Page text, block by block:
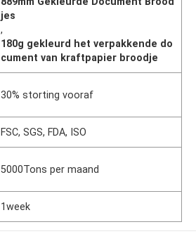
jes
,
180g gekleurd het verpakkende do
cument van kraftpapier broodje
30% storting vooraf
FSC, SGS, FDA, ISO
5000Tons per maand
1week